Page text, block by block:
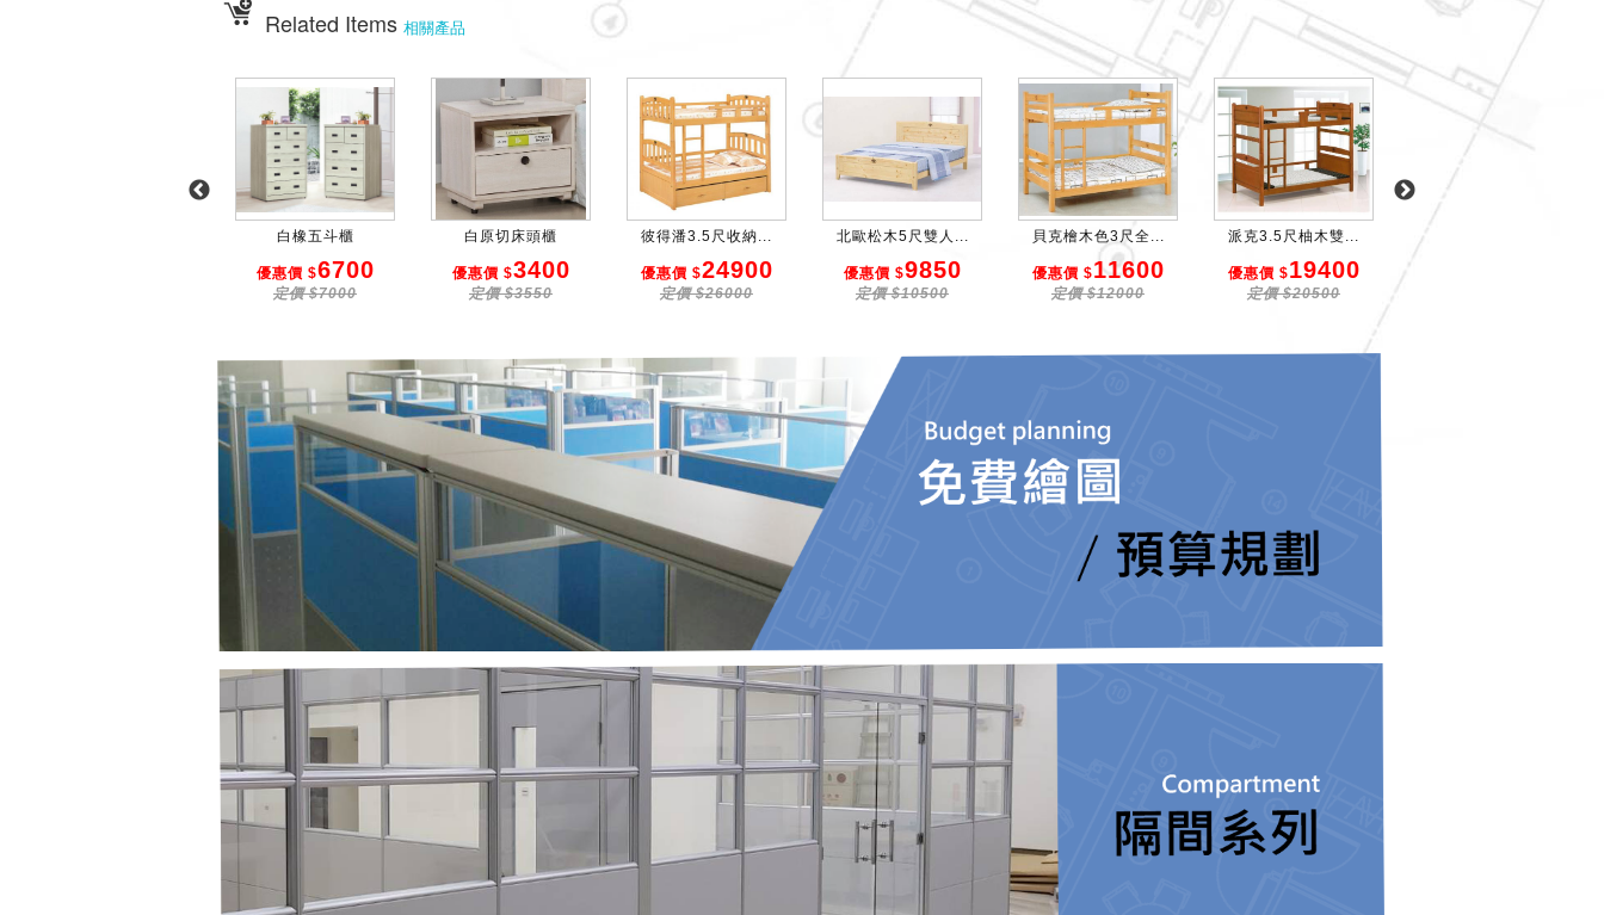
Related Items 相關產品
白橡五斗櫃
優惠價 $6700
定價 $7000
白原切床頭櫃
優惠價 $3400
定價 $3550
彼得潘3.5尺收納...
優惠價 $24900
定價 $26000
北歐松木5尺雙人...
優惠價 $9850
定價 $10500
貝克檜木色3尺全...
優惠價 $11600
定價 $12000
派克3.5尺柚木雙...
優惠價 $19400
定價 $20500